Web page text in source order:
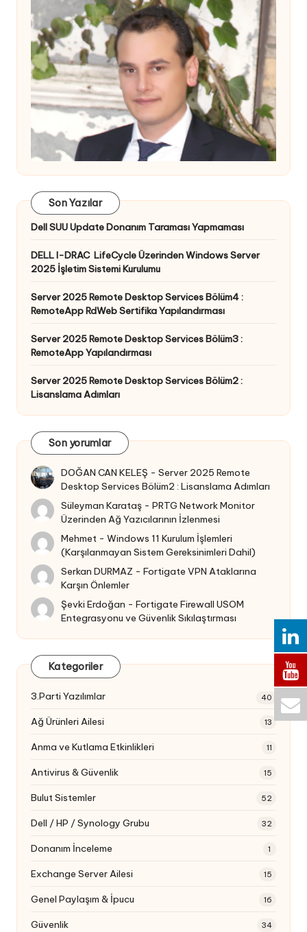
Son Yazılar
Dell SUU Update Donanım Taraması Yapmaması
DELL I-DRAC LifeCycle Üzerinden Windows Server
2025 İşletim Sistemi Kurulumu
Server 2025 Remote Desktop Services Bölüm4 :
RemoteApp RdWeb Sertifika Yapılandırması
Server 2025 Remote Desktop Services Bölüm3 :
RemoteApp Yapılandırması
Server 2025 Remote Desktop Services Bölüm2 :
Lisanslama Adımları
Son yorumlar
DOĞAN CAN KELEŞ -Server 2025 Remote
Desktop Services Bölüm2 : Lisanslama Adımları
Süleyman Karataş -PRTG Network Monitor
Üzerinden Ağ Yazıcılarının İzlenmesi
Mehmet -Windows 11 Kurulum İşlemleri
(Karşılanmayan Sistem Gereksinimleri Dahil)
Serkan DURMAZ -Fortigate VPN Ataklarına
Karşın Önlemler
Şevki Erdoğan -Fortigate Firewall USOM
Entegrasyonu ve Güvenlik Sıkılaştırması
Kategoriler
3.Parti Yazılımlar 40
Ağ Ürünleri Ailesi 13
Anma ve Kutlama Etkinlikleri 11
Antivirus & Güvenlik 15
Bulut Sistemler 52
Dell / HP / Synology Grubu 32
Donanım İnceleme 1
Exchange Server Ailesi 15
Genel Paylaşım & İpucu 16
Güvenlik 34